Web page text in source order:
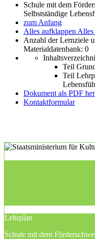
Schule mit dem
Selbstständige
zum Anfang
Alles aufklappen Alles
Anzahl der Lernziele
Materialdatenbank: 0
Teil
Teil
Dokument als PDF
Kontaktformular
Lehrplan
Schule mit dem